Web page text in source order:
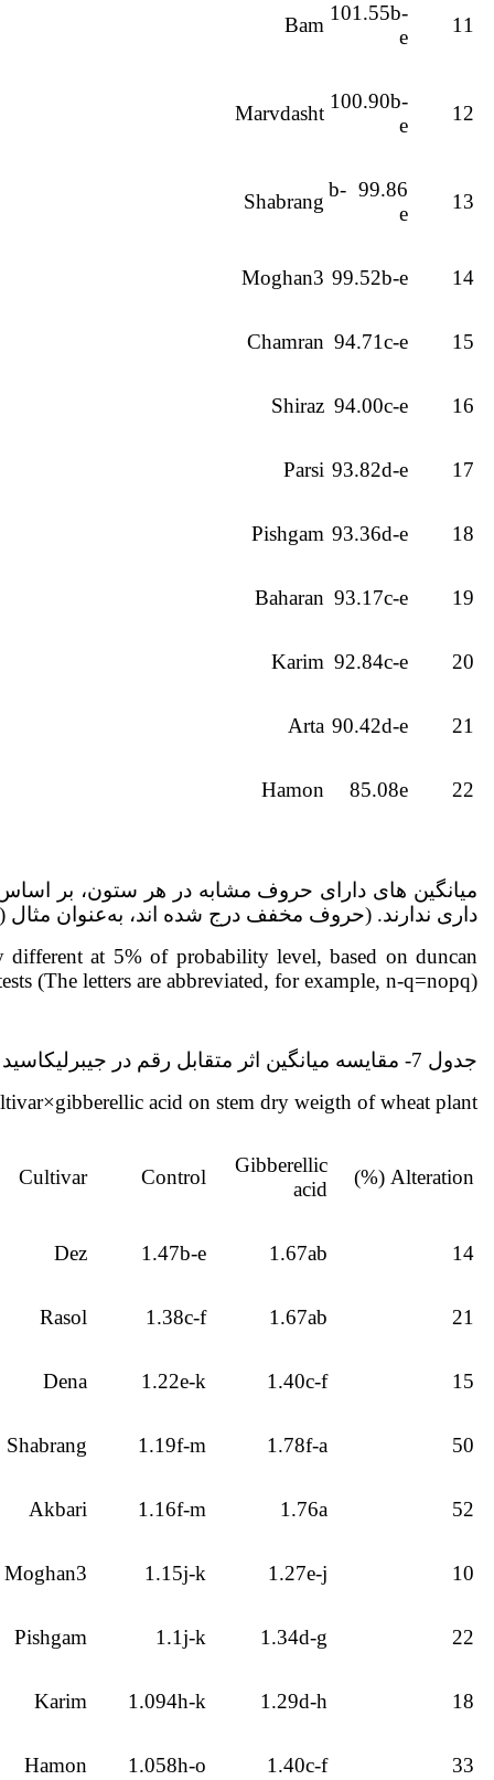
11
101.55b-
e
Bam
12
100.90b-
e
Marvdasht
13
99.86 b-
e
Shabrang
14
99.52b-e
Moghan3
15
94.71c-e
Chamran
16
94.00c-e
Shiraz
17
93.82d-e
Parsi
18
93.36d-e
Pishgam
19
93.17c-e
Baharan
20
92.84c-e
Karim
21
90.42d-e
Arta
22
85.08e
Hamon
میانگین های دارای حروف مشابه در هر ستون، بر
داری ندارند. (حروف مخفف درج شده اند، به‌عنوان مثال (n-q=nopq).
at 5% of probability level, based on duncan
(The letters are abbreviated, for example, n-q=nopq)
جدول 7- مقایسه میانگین اثر متقابل رقم در جیبرلیک­اسید بر صفت وزن خشک ساقه (گرم) در گیاه گندم
acid on stem dry weigth of wheat plant
Alteration (%)
Gibberellic
acid
Control
Cultivar
14
1.67ab
1.47b-e
Dez
21
1.67ab
1.38c-f
Rasol
15
1.40c-f
1.22e-k
Dena
50
1.78f-a
1.19f-m
Shabrang
52
1.76a
1.16f-m
Akbari
10
1.27e-j
1.15j-k
Moghan3
22
1.34d-g
1.1j-k
Pishgam
18
1.29d-h
1.094h-k
Karim
33
1.40c-f
1.058h-o
Hamon